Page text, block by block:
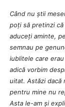
Când nu știi
poți să pretinzi
aduceți aminte,
semnau pe
iublitele care
adică vorbim
uitat. Astăzi dacă
pentru mine nu
Asta le-am și